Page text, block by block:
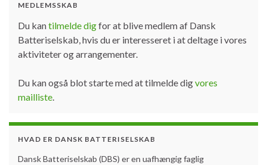
MEDLEMSSKAB
Du kantilmelde digfor at blive medlem af Dansk
Batteriselskab, hvis du er interesseret i at deltage i vores
aktiviteter og arrangementer.
Du kan også blot starte med at tilmelde digvores
mailliste.
HVAD ER DANSK BATTERISELSKAB
Dansk Batteriselskab (DBS) er en uafhængig faglig